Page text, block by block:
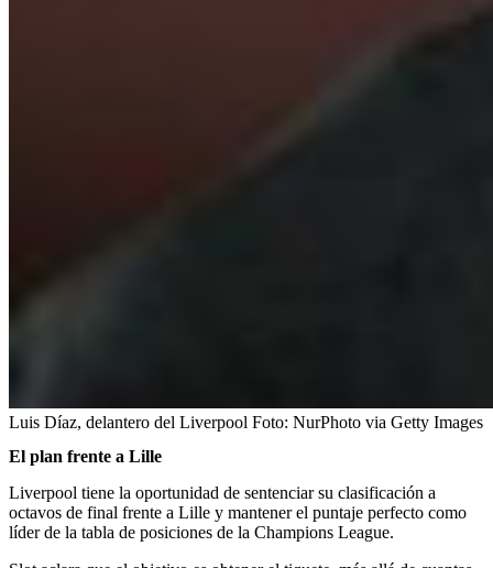
Luis Díaz, delantero del Liverpool Foto: NurPhoto via Getty Images
El plan frente a Lille
Liverpool tiene la oportunidad de sentenciar su clasificación a
octavos de final frente a Lille y mantener el puntaje perfecto como
líder de la tabla de posiciones de la Champions League.